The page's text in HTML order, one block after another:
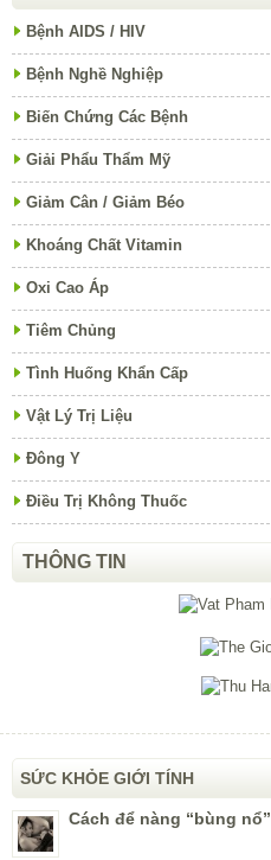
Bệnh AIDS / HIV
Bệnh Nghề Nghiệp
Biến Chứng Các Bệnh
Giải Phẩu Thẩm Mỹ
Giảm Cân / Giảm Béo
Khoáng Chất Vitamin
Oxi Cao Áp
Tiêm Chủng
Tình Huống Khẩn Cấp
Vật Lý Trị Liệu
Đông Y
Điều Trị Không Thuốc
THÔNG TIN
SỨC KHỎE GIỚI TÍNH
Cách để nàng “bùng